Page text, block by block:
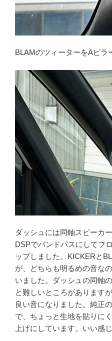
BLAMのツィーターをAピラ
ダッシュには同軸スピーカ
DSPでバンドパスにしてフ
ップしました。KICKERと
が、どちらも明るめの音な
いました。ダッシュの同軸
と難しいところがあります
良い音になりました。純正
で、ちょっと生地を貼りに
上げにしています。いい感